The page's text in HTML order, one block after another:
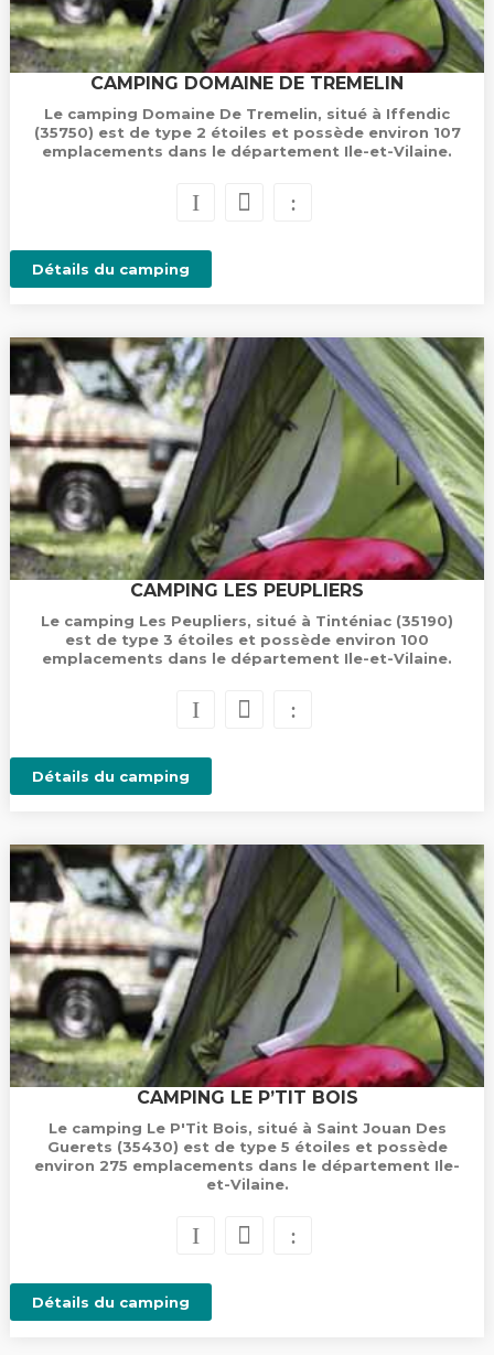
CAMPING DOMAINE DE TREMELIN
Le camping Domaine De Tremelin, situé à Iffendic
(35750) est de type 2 étoiles et possède environ 107
emplacements dans le département Ile-et-Vilaine.
Détails du camping
CAMPING LES PEUPLIERS
Le camping Les Peupliers, situé à Tinténiac (35190)
est de type 3 étoiles et possède environ 100
emplacements dans le département Ile-et-Vilaine.
Détails du camping
CAMPING LE P’TIT BOIS
Le camping Le P'Tit Bois, situé à Saint Jouan Des
Guerets (35430) est de type 5 étoiles et possède
environ 275 emplacements dans le département Ile-
et-Vilaine.
Détails du camping